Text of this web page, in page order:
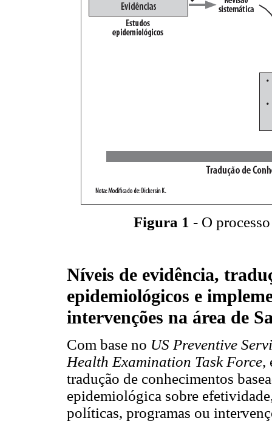
Figura 1 - O
Níveis de evidência,
epidemiológicos e
intervenções na área de
Com base no US Preventive
Health Examination Task Force,
tradução de conhecimentos
epidemiológica sobre
políticas, programas ou